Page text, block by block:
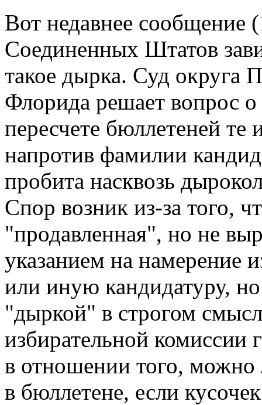
Вот недавнее сообщение
Соединенных Штатов
такое дырка. Суд округа
Флорида решает вопрос
пересчете бюллетеней
напротив фамилии
пробита насквозь
Спор возник из-за того,
"продавленная", но не
указанием на намерение
или иную кандидатуру,
"дыркой" в строгом
избирательной комиссии
в отношении того, можно
в бюллетене, если